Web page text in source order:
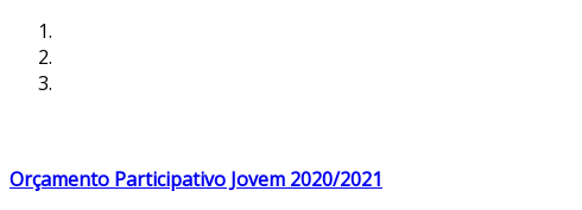
Orçamento Participativo Jovem 2020/2021